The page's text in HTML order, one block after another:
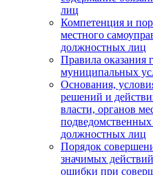
лиц
Компетенция и
местного
должностных лиц
Правила оказания
муниципальных
Основания,
решений и
власти, органов
должностных лиц
Порядок
значимых
ошибки при